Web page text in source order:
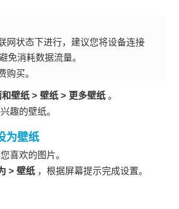
网状态下进行，建议您将设备连接
免消耗数据流量。
购买。
和壁纸 >壁纸 > 更多壁纸 。
趣的壁纸。
为壁纸
喜欢的图片。
>壁纸 ，根据屏幕提示完成设置。